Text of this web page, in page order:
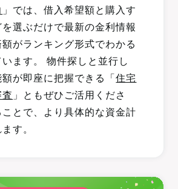
」では、借入希望額と購入す
選ぶだけで最新の金利情報
がランキング形式でわかる
ます。 物件探しと並行し
が即座に把握できる「住宅
」ともぜひご活用くださ
とで、より具体的な資金計
す。